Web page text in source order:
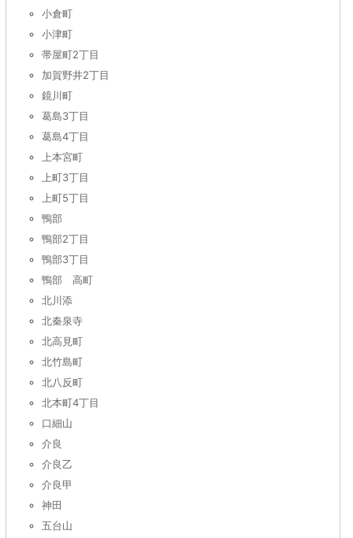
小倉町
小津町
帯屋町2丁目
加賀野井2丁目
鏡川町
葛島3丁目
葛島4丁目
上本宮町
上町3丁目
上町5丁目
鴨部
鴨部2丁目
鴨部3丁目
鴨部 高町
北川添
北秦泉寺
北高見町
北竹島町
北八反町
北本町4丁目
口細山
介良
介良乙
介良甲
神田
五台山